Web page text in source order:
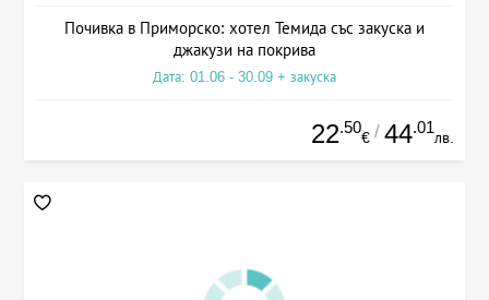
Почивка в Приморско: хотел Темида със закуска и
джакузи на покрива
Дата: 01.06 - 30.09 + закуска
22.50
€ / 44.01
лв.